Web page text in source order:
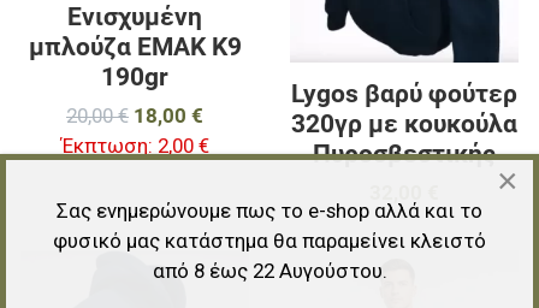
Ενισχυμένη
μπλούζα EMAK K9
190gr
20,00 € 18,00 €
Έκπτωση: 2,00 €
Lygos βαρύ φούτερ
320γρ με κουκούλα
Πυροσβεστικής
Προσθήκη στα αγαπημένα
×
Σας ενημερώνουμε πως το e-shop αλλά και το
φυσικό μας κατάστημα θα παραμείνει κλειστό
από 8 έως 22 Αυγούστου.